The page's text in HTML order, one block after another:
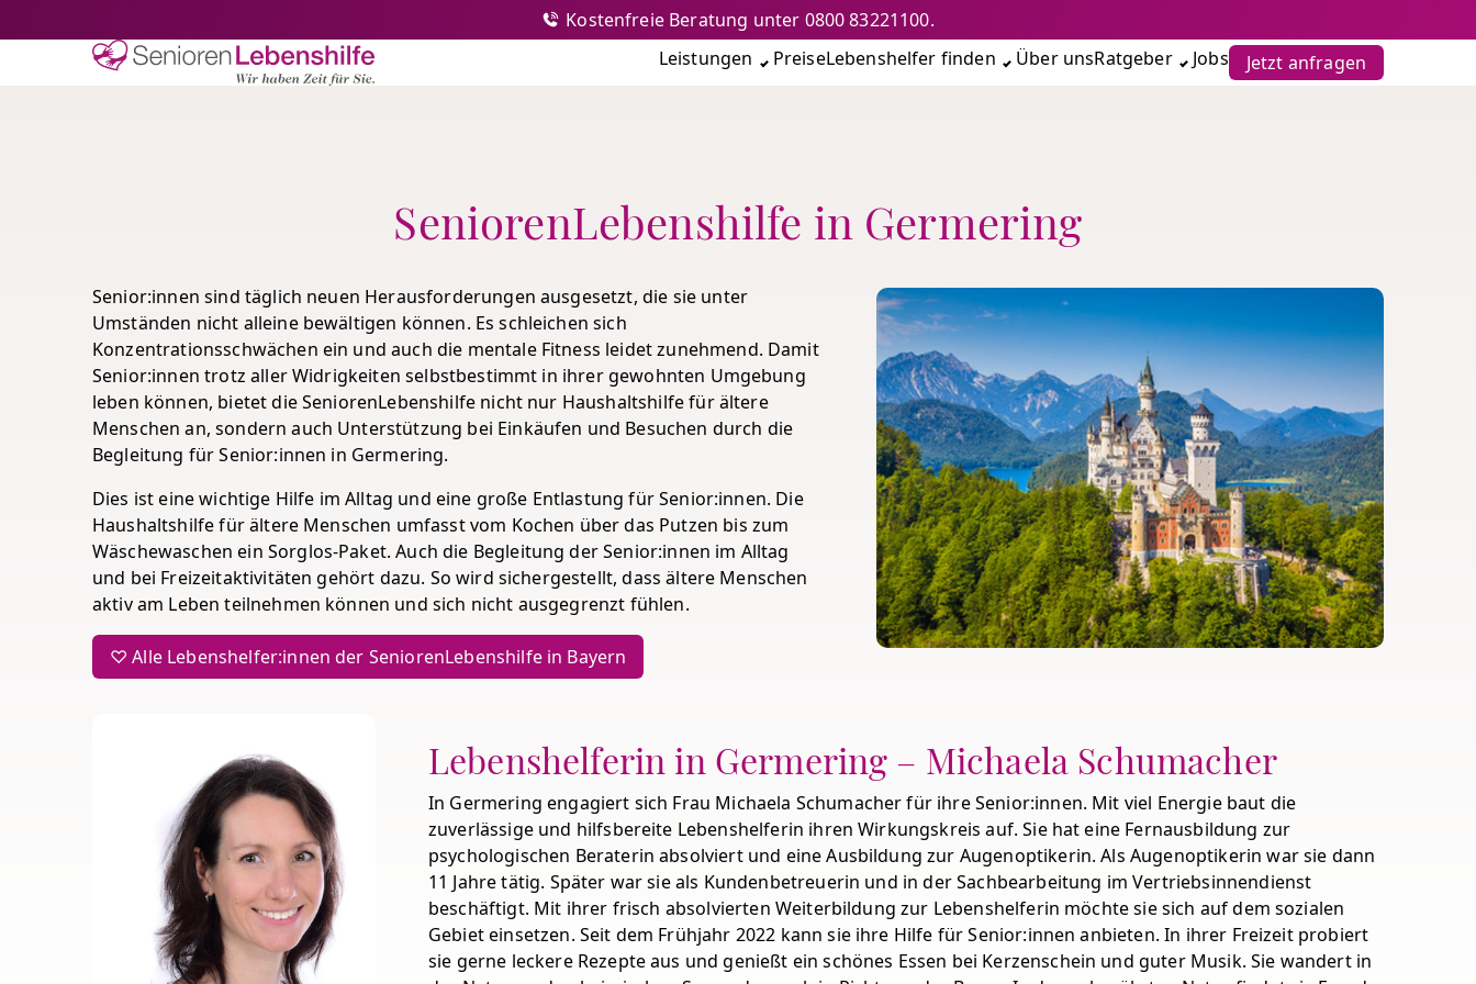
Senioren-Lebenshilfe Leistungen PreiseLebenshelfer finden Über unsRatgeber Jobs Jetzt anfragen
Kostenfreie Beratung unter 0800 83221100.
SeniorenLebenshilfe in Germering
Senior:innen sind täglich neuen Herausforderungen ausgesetzt, die sie unter
Umständen nicht alleine bewältigen können. Es schleichen sich
Konzentrationsschwächen ein und auch die mentale Fitness leidet zunehmend. Damit
Senior:innen trotz aller Widrigkeiten selbstbestimmt in ihrer gewohnten Umgebung
leben können, bietet die SeniorenLebenshilfe nicht nur Haushaltshilfe für ältere
Menschen an, sondern auch Unterstützung bei Einkäufen und Besuchen durch die
Begleitung für Senior:innen in Germering.
Dies ist eine wichtige Hilfe im Alltag und eine große Entlastung für Senior:innen. Die
Haushaltshilfe für ältere Menschen umfasst vom Kochen über das Putzen bis zum
Wäschewaschen ein Sorglos-Paket. Auch die Begleitung der Senior:innen im Alltag
und bei Freizeitaktivitäten gehört dazu. So wird sichergestellt, dass ältere Menschen
aktiv am Leben teilnehmen können und sich nicht ausgegrenzt fühlen.
♡ Alle Lebenshelfer:innen der SeniorenLebenshilfe in Bayern
Lebenshelferin in Germering – Michaela Schumacher
In Germering engagiert sich Frau Michaela Schumacher für ihre Senior:innen. Mit viel Energie baut die
zuverlässige und hilfsbereite Lebenshelferin ihren Wirkungskreis auf. Sie hat eine Fernausbildung zur
psychologischen Beraterin absolviert und eine Ausbildung zur Augenoptikerin. Als Augenoptikerin war sie dann
11 Jahre tätig. Später war sie als Kundenbetreuerin und in der Sachbearbeitung im Vertriebsinnendienst
beschäftigt. Mit ihrer frisch absolvierten Weiterbildung zur Lebenshelferin möchte sie sich auf dem sozialen
Gebiet einsetzen. Seit dem Frühjahr 2022 kann sie ihre Hilfe für Senior:innen anbieten. In ihrer Freizeit probiert
sie gerne leckere Rezepte aus und genießt ein schönes Essen bei Kerzenschein und guter Musik. Sie wandert in